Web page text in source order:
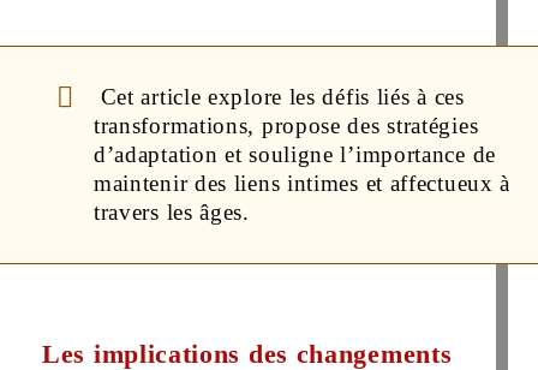
Cet article explore les défis liés à ces
transformations, propose des stratégies
d’adaptation et souligne l’importance de
maintenir des liens intimes et affectueux à
travers les âges.
Les implications des changements